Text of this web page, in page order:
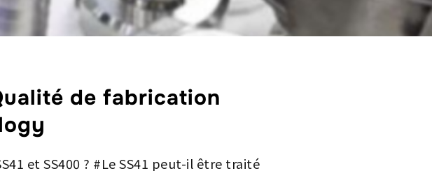
de fabrication
et SS400 ? #Le SS41 peut-il être traité